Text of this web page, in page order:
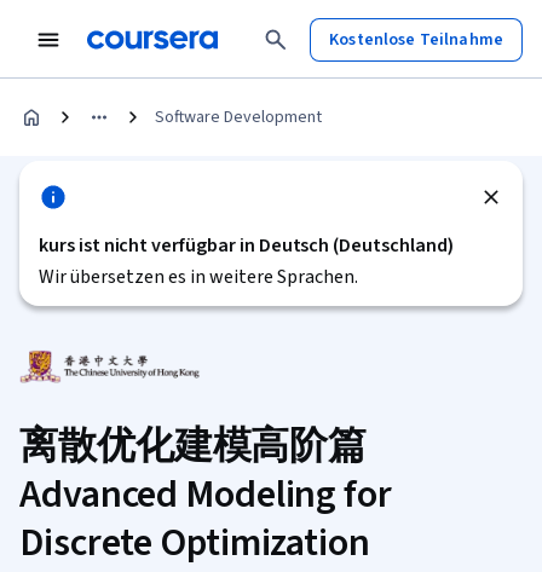
Kostenlose Teilnahme
Software Development
kurs ist nicht verfügbar in Deutsch (Deutschland)
Wir übersetzen es in weitere Sprachen.
离散优化建模高阶篇
Advanced Modeling for
Discrete Optimization